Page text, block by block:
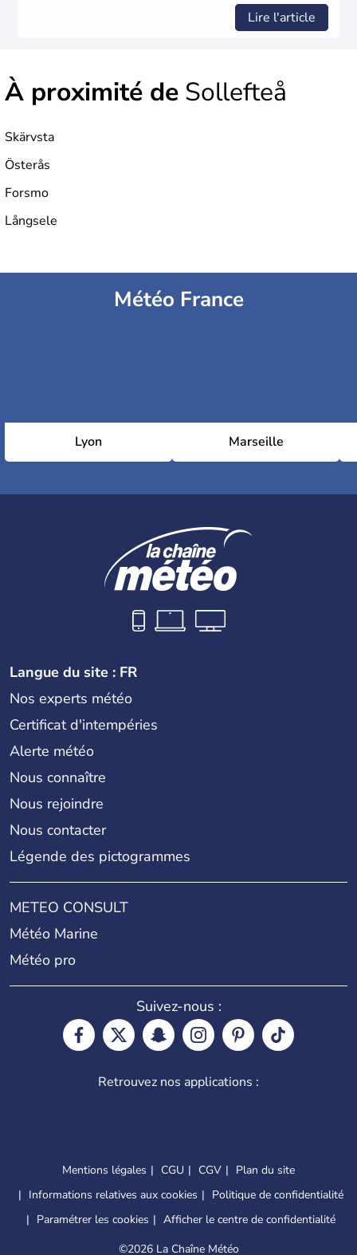
Lire l'article
À proximité de Sollefteå
Skärvsta
Österås
Forsmo
Långsele
Météo France
Lyon Marseille
Langue du site : FR
Nos experts météo
Certificat d'intempéries
Alerte météo
Nous connaître
Nous rejoindre
Nous contacter
Légende des pictogrammes
METEO CONSULT
Météo Marine
Météo pro
Suivez-nous :
Retrouvez nos applications :
Mentions légales CGU CGV
Plan du site
Informations relatives aux cookies
Politique de confidentialité
Paramétrer les cookies
Afficher le centre de confidentialité
©2026 La Chaîne Météo